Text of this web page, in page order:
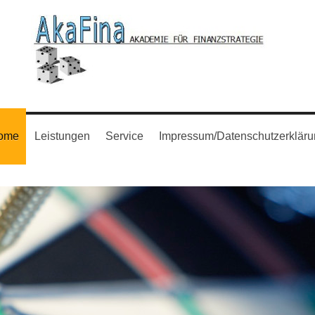
Leistungen Service Impressum/